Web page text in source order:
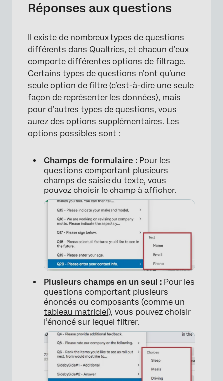
Réponses aux questions
Il existe de nombreux types de questions
différents dans Qualtrics, et chacun d’eux
comporte différentes options de filtrage.
Certains types de questions n’ont qu’une
seule option de filtre (c’est-à-dire une seule
façon de représenter les données), mais
pour d’autres types de questions, vous
aurez des options supplémentaires. Les
options possibles sont :
Champs de formulaire : Pour les
questions comportant plusieurs
champs de saisie du texte, vous
pouvez choisir le champ à afficher.
Plusieurs champs en un seul : Pour les
questions comportant plusieurs
énoncés ou composants (comme un
tableau matriciel), vous pouvez choisir
l’énoncé sur lequel filtrer.